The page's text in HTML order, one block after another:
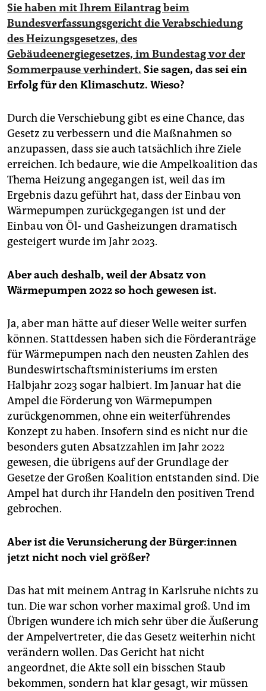
Sie haben mit Ihrem Eilantrag beim
Bundesverfassungsgericht die Verabschiedung
des Heizungsgesetzes, des
Gebäudeenergiegesetzes, im Bundestag vor der
Sommerpause verhindert. Sie sagen, dasseiein
Erfolg für den Klimaschutz. Wieso?
Durch die Verschiebung gibt es eine Chance, das
Gesetz zu verbessern und die Maßnahmen so
anzupassen, dass sie auch tatsächlich ihre Ziele
erreichen. Ich bedaure, wie die Ampelkoalition das
Thema Heizung angegangen ist, weil das im
Ergebnis dazu geführt hat, dass der Einbau von
Wärmepumpen zurückgegangen ist und der
Einbau von Öl- und Gasheizungen dramatisch
gesteigert wurde im Jahr 2023.
Aber auch deshalb, weil der Absatz von
Wärmepumpen 2022 so hoch gewesen ist.
Ja, aber man hätte auf dieser Welle weiter surfen
können. Stattdessen haben sich die Förderanträge
für Wärmepumpen nach den neusten Zahlen des
Bundeswirtschaftsministeriums im ersten
Halbjahr 2023 sogar halbiert. Im Januar hat die
Ampel die Förderung von Wärmepumpen
zurückgenommen, ohne ein weiterführendes
Konzept zu haben. Insofern sind es nicht nur die
besonders guten Absatzzahlen im Jahr 2022
gewesen, die übrigens auf der Grundlage der
Gesetze der Großen Koalition entstanden sind. Die
Ampel hat durch ihr Handeln den positiven Trend
gebrochen.
Aber ist die Verunsicherung der Bür­ge­r:in­nen
jetzt nicht noch viel größer?
Das hat mit meinem Antrag in Karlsruhe nichts zu
tun. Die war schon vorher maximal groß. Und im
Übrigen wundere ich mich sehr über die Äußerung
der Ampelvertreter, die das Gesetz weiterhin nicht
verändern wollen. Das Gericht hat nicht
angeordnet, die Akte soll ein bisschen Staub
bekommen, sondern hat klar gesagt, wir müssen